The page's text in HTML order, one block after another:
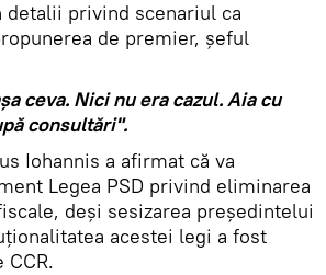
detalii privind scenariul ca
de premier, șeful
ceva. Nici nu era cazul. Aia cu
consultări".
Iohannis a afirmat că va
Legea PSD privind eliminarea
deși sesizarea preşedintelui
acestei legi a fost